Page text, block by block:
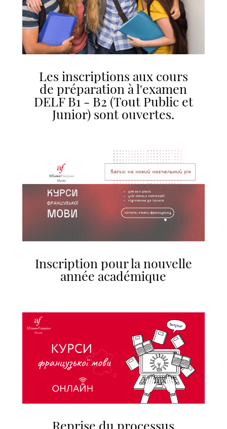
Les inscriptions aux cours
de préparation à l'examen
DELF B1 - B2 (Tout Public et
Junior) sont ouvertes.
Inscription pour la nouvelle
année académique
Reprise du processus